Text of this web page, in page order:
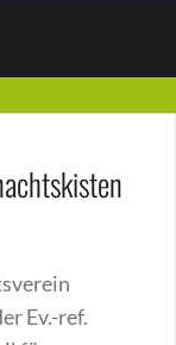
Ev.-ref.